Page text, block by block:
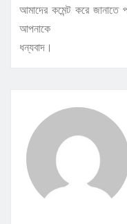
আমাদের কমেন্ট করে
আপনাকে
ধন্যবাদ।